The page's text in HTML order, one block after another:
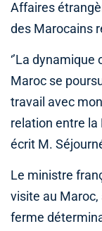
Affaires
des Marocains
‘’La
Maroc se
travail avec
relation entre la
écrit M.
Le ministre
visite au Maroc,
ferme